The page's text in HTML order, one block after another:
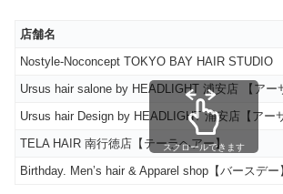
店舗名
Nostyle‐Noconcept TOKYO BAY HAIR STUDIO
Ursus hair salone by HEADLIGHT 浦安店 【アー
Ursus hair Design by HEADLIGHT 浦安店【アー
TELA HAIR 南行徳店【テーラヘアー】
Birthday. Men’s hair & Apparel shop【バースデー
スクロールできます